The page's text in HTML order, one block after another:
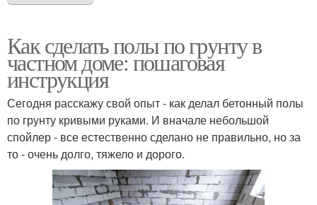
Как сделать полы по грунту в
частном доме: пошаговая
инструкция
Сегодня расскажу свой опыт - как делал бетонный полы
по грунту кривыми руками. И вначале небольшой
спойлер - все естественно сделано не правильно, но за
то - очень долго, тяжело и дорого.